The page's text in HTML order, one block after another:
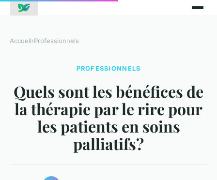
Accueil›Professionnels
PROFESSIONNELS
Quels sont les bénéfices de
la thérapie par le rire pour
les patients en soins
palliatifs?